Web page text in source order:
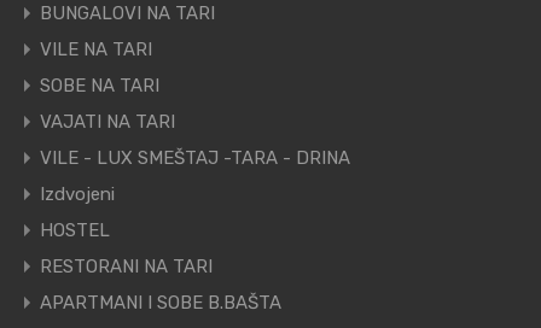
BUNGALOVI NA TARI
VILE NA TARI
SOBE NA TARI
VAJATI NA TARI
VILE - LUX SMEŠTAJ -TARA - DRINA
Izdvojeni
HOSTEL
RESTORANI NA TARI
APARTMANI I SOBE B.BAŠTA